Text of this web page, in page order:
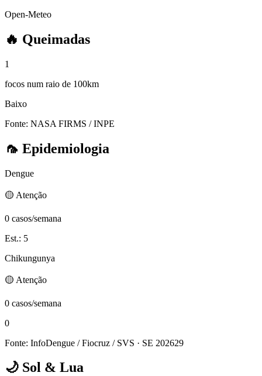
Open-Meteo
🔥 Queimadas
1
focos num raio de 100km
Baixo
Fonte: NASA FIRMS / INPE
🦟 Epidemiologia
Dengue
🟡 Atenção
0 casos/semana
Est.: 5
Chikungunya
🟡 Atenção
0 casos/semana
0
Fonte: InfoDengue / Fiocruz / SVS · SE 202629
🌙 Sol & Lua